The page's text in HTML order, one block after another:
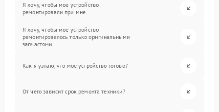
Я хочу, чтобы мое устройство
ремонтировали при мне.
Я хочу, чтобы мое устройство
ремонтировалось только оригинальными
запчастями.
Как я узнаю, что мое устройство готово?
От чего зависит срок ремонта техники?